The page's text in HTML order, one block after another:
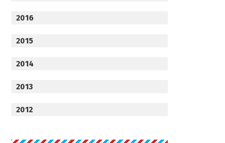
2016
2015
2014
2013
2012